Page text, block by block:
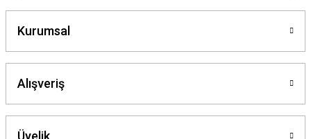
Kurumsal
Alışveriş
Üyelik